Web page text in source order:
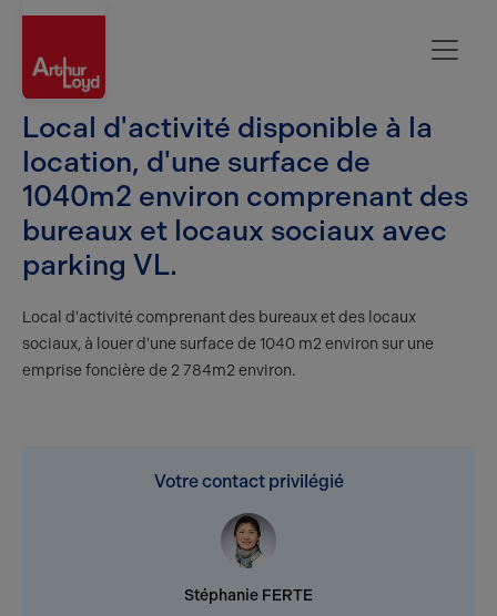
Local d'activité disponible à la
location, d'une surface de
1040m2 environ comprenant des
bureaux et locaux sociaux avec
parking VL.
Local d'activité comprenant des bureaux et des locaux
sociaux, à louer d'une surface de 1040 m2 environ sur une
emprise foncière de 2 784m2 environ.
Votre contact privilégié
Stéphanie FERTE